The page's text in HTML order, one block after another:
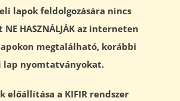
lapok feldolgozására nincs
HASZNÁLJÁK az interneten
megtalálható, korábbi
nyomtatványokat.
előállítása a KIFIR rendszer